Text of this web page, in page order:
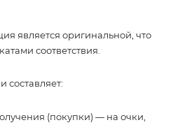
является оригинальной, что
соответствия.
составляет:
(покупки) — на очки,